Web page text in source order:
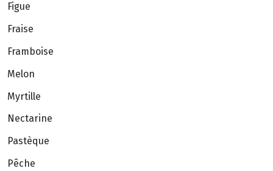
Figue
Fraise
Framboise
Melon
Myrtille
Nectarine
Pastèque
Pêche